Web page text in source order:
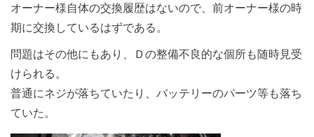
オーナー様自体の交換履歴はないので、前オーナー様の時
期に交換しているはずである。
問題はその他にもあり、Ｄの整備不良的な個所も随時見受
けられる。
普通にネジが落ちていたり、バッテリーのパーツ等も落ち
ていた。